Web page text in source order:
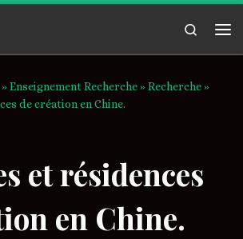
Search
»Enseignement Recherche»Recherche»
de création en Chine.
et résidences
en Chine.